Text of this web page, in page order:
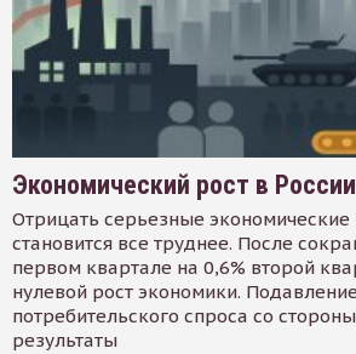
Экономический рост в
Отрицать серьезные
становится все труднее. После
первом квартале на 0,6% второй
нулевой рост экономики.
потребительского спроса со
результаты